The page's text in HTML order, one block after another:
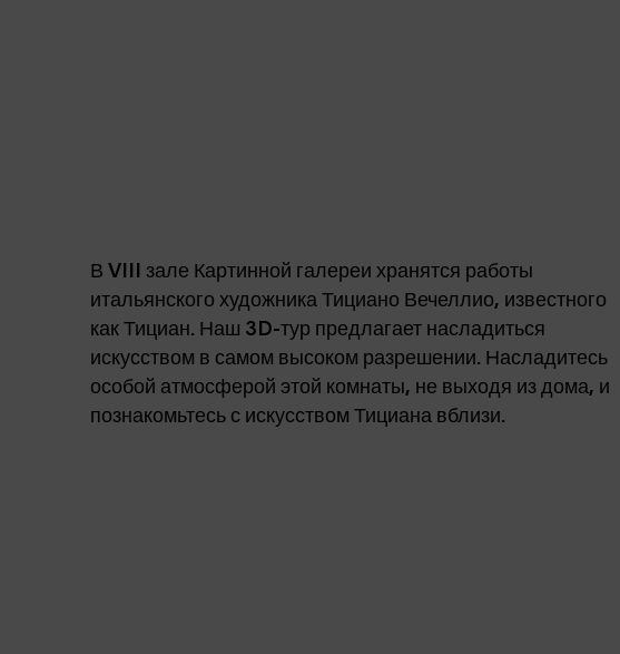
В VIII зале Картинной галереи хранятся работы
итальянского художника Тициано Вечеллио, известного
как Тициан. Наш 3D-тур предлагает насладиться
искусством в самом высоком разрешении. Насладитесь
особой атмосферой этой комнаты, не выходя из дома, и
познакомьтесь с искусством Тициана вблизи.